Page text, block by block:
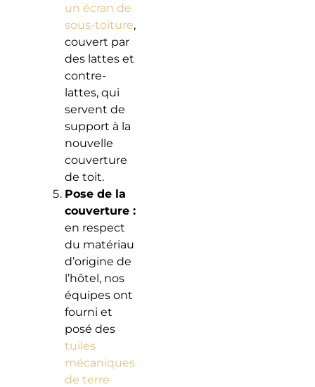
un écran de
sous-toiture,
couvert par
des lattes et
contre-
lattes, qui
servent de
support à la
nouvelle
couverture
de toit.
Pose de la
couverture :
en respect
du matériau
d’origine de
l’hôtel, nos
équipes ont
fourni et
posé des
tuiles
mécaniques
de terre